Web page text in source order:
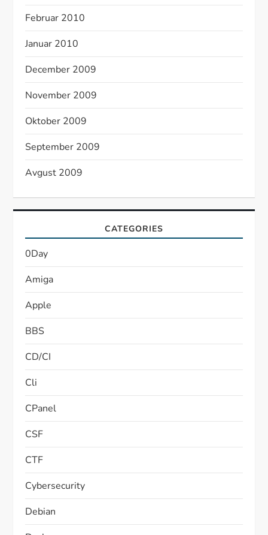
Februar 2010
Januar 2010
December 2009
November 2009
Oktober 2009
September 2009
Avgust 2009
CATEGORIES
0Day
Amiga
Apple
BBS
CD/CI
Cli
CPanel
CSF
CTF
Cybersecurity
Debian